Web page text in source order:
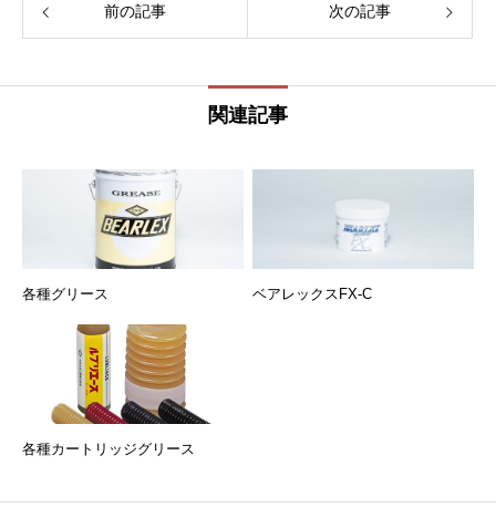
前の記事 次の記事
関連記事
各種グリース ベアレックスFX-C
各種カートリッジグリース